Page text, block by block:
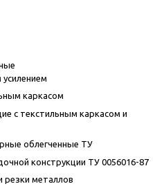
каркасом
с текстильным каркасом и
облегченные ТУ
конструкции ТУ 0056016-87
резки металлов